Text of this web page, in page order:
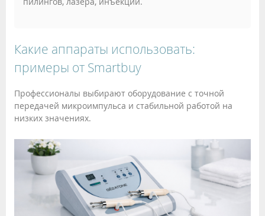
Какие аппараты использовать:
примеры от Smartbuy
Профессионалы выбирают оборудование с точной
передачей микроимпульса и стабильной работой на
низких значениях.